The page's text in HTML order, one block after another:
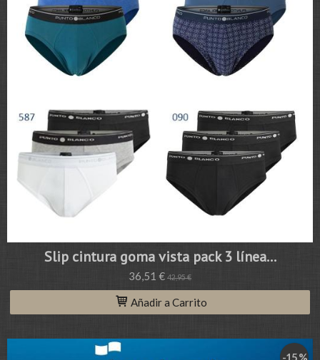
Slip cintura goma vista pack 3 línea...
36,51 € 42,95 €
Añadir a Carrito
-15 %